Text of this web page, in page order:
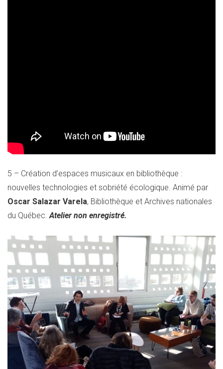
5 – Création d’espaces musicaux en bibliothèque :
nouvelles technologies et sobriété écologique. Animé par
Oscar Salazar Varela, Bibliothèque et Archives nationales
du Québec.Atelier non enregistré.